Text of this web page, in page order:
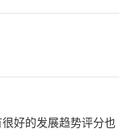
好的发展趋势评分也